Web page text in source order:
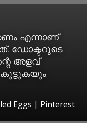
എന്നാണ്
ഡോക്ടറുടെ
അളവ്
കൂട്ടുകയും
Eggs | Pinterest